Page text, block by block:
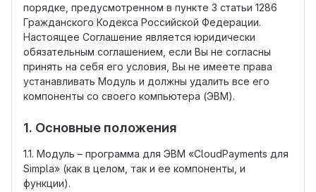
порядке, предусмотренном в пункте 3 статьи 1286
Гражданского Кодекса Российской Федерации.
Настоящее Соглашение является юридически
обязательным соглашением, если Вы не согласны
принять на себя его условия, Вы не имеете права
устанавливать Модуль и должны удалить все его
компоненты со своего компьютера (ЭВМ).
1. Основные положения
1.1. Модуль – программа для ЭВМ «CloudPayments для
Simpla» (как в целом, так и ее компоненты, и
функции).